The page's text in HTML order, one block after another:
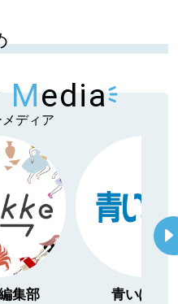
Media
ディア
青いぽすと
「北海